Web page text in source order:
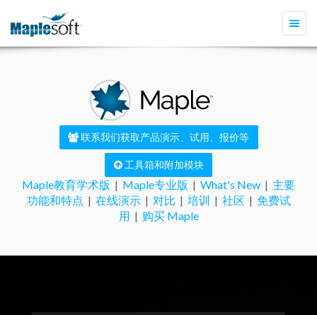
切
联系我们获取产品演示、试用、报价等
工具箱和附加模块
Maple教育学术版 | Maple专业版 | What's New | 主要
功能和特点 | 在线演示 | 对比 | 培训 | 社区 | 免费试
用 | 购买 Maple